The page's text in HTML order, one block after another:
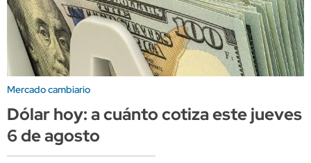
Mercado cambiario
Dólar hoy: a cuánto cotiza este jueves
6 de agosto